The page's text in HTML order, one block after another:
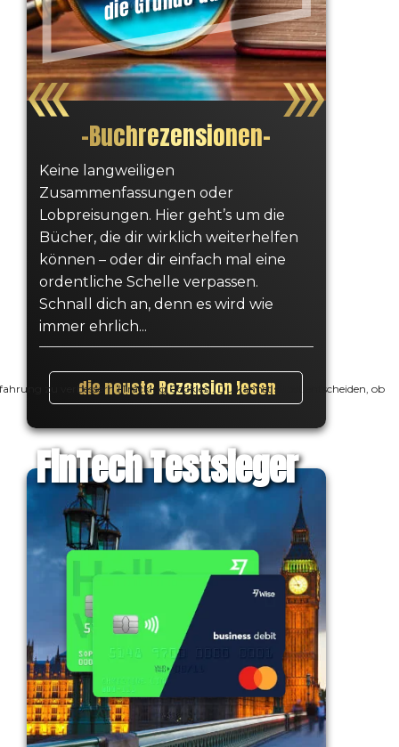
–Buchrezensionen–
Keine langweiligen
Zusammenfassungen oder
Lobpreisungen. Hier geht’s um die
Bücher, die dir wirklich weiterhelfen
können – oder dir einfach mal eine
ordentliche Schelle verpassen.
Schnall dich an, denn es wird wie
immer ehrlich...
die neuste Rezension lesen
FinTech Testsieger
zu verbessern (Tracking Cookies). Du kannst selbst entscheiden, ob